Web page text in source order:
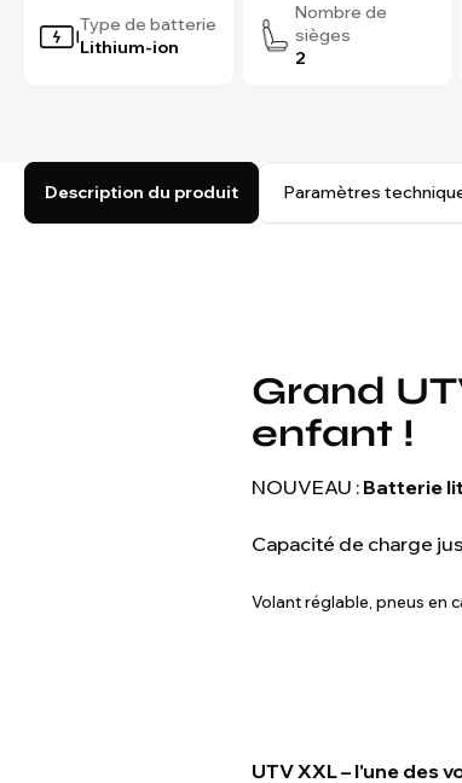
Type de batterie
Lithium-ion
Nombre de
sièges
2
Description du produit Paramètres
Grand
enfant !
NOUVEAU : Batterie
Capacité de charge
Volant réglable, pneus en
UTV XXL – l'une des